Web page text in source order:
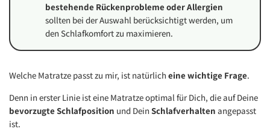
bestehende Rückenprobleme oder Allergien
sollten bei der Auswahl berücksichtigt werden, um
den Schlafkomfort zu maximieren.
Welche Matratze passt zu mir, ist natürlich eine wichtige Frage.
Denn in erster Linie ist eine Matratze optimal für Dich, die auf Deine
bevorzugte Schlafposition und Dein Schlafverhalten angepasst
ist.